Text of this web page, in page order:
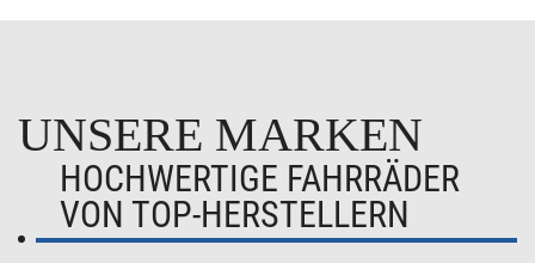
UNSERE MARKEN
HOCHWERTIGE FAHRRÄDER
VON TOP-HERSTELLERN